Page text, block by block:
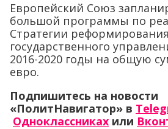
Европейский Союз
большой программы по
Стратегии реформирования
государственного
2016-2020 годы на общую
евро.
Подпишитесь на новости
«ПолитНавигатор» в
Одноклассниках или